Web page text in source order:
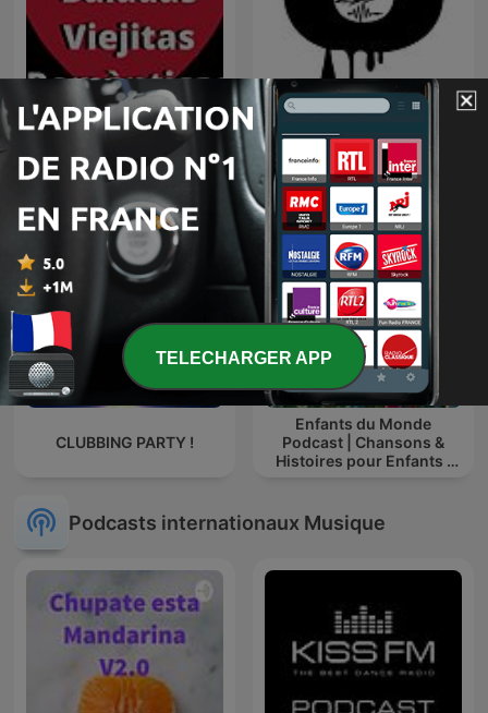
Radio Baladas Viejitas
Románticas
TOMORROWLAND
EDITIONS
CLUBBING PARTY !
Enfants du Monde
Podcast | Chansons &
Histoires pour Enfants |
Apprendre à Chanter
Compte
Podcasts internationaux Musique
TELECHARGER APP